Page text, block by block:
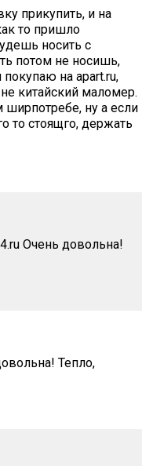
прикупить, и на
то пришло
носить с
потом не носишь,
на apart.ru,
китайский маломер.
ширпотребе, ну а если
то стоящго, держать
Очень довольна!
Тепло,